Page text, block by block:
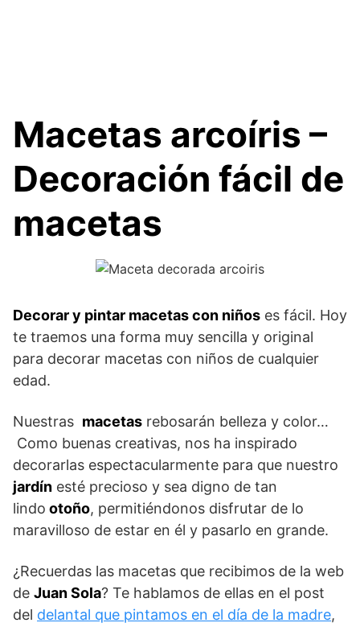
Macetas arcoíris –
Decoración fácil de
macetas
Decorar y pintar macetas con niños es fácil. Hoy
te traemos una forma muy sencilla y original
para decorar macetas con niños de cualquier
edad.
Nuestras macetas rebosarán belleza y color…
Como buenas creativas, nos ha inspirado
decorarlas espectacularmente para que nuestro
jardín esté precioso y sea digno de tan
lindo otoño, permitiéndonos disfrutar de lo
maravilloso de estar en él y pasarlo en grande.
¿Recuerdas las macetas que recibimos de la web
de Juan Sola? Te hablamos de ellas en el post
del delantal que pintamos en el día de la madre,